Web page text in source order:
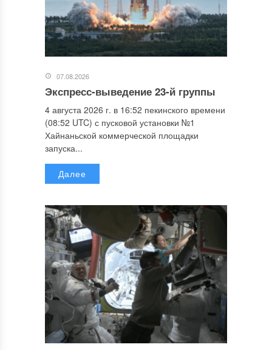
07.08.2026
Экспресс-выведение 23-й группы
4 августа 2026 г. в 16:52 пекинского времени
(08:52 UTC) с пусковой установки №1
Хайнаньской коммерческой площадки
запуска...
Далее